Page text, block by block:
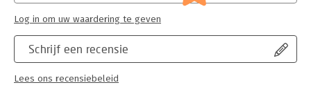
Schrijf een recensie
Lees ons recensiebeleid
Log in om uw waardering te geven